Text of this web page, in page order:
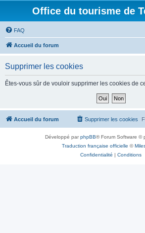
Office du tourisme de
FAQ
Accueil du forum
Supprimer les cookies
Êtes-vous sûr de vouloir supprimer les cookies de
Accueil du forum Supprimer les cookies
Développé parphpBB® Forum Software ©
Traduction française officielle ©
Confidentialité | Conditions